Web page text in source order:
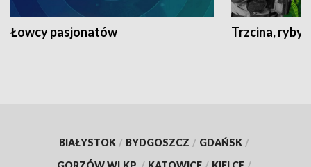
Łowcy pasjonatów Trzcina, ryby
BIAŁYSTOK / BYDGOSZCZ / GDAŃSK /